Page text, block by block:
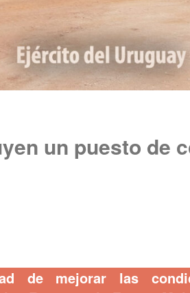
un puesto de
de mejorar las